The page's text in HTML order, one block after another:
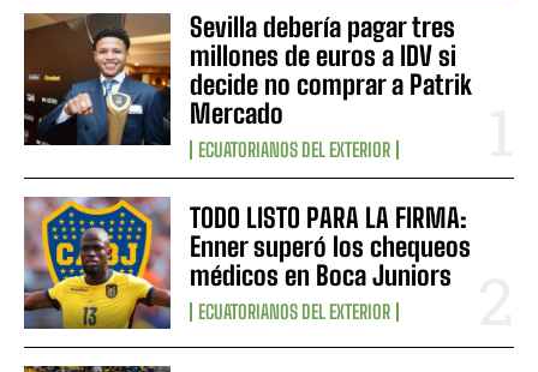
Sevilla debería pagar tres
millones de euros a IDV si
decide no comprar a Patrik
Mercado
ECUATORIANOS DEL EXTERIOR
TODO LISTO PARA LA FIRMA:
Enner superó los chequeos
médicos en Boca Juniors
ECUATORIANOS DEL EXTERIOR